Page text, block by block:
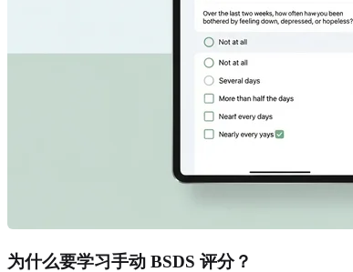
为什么要学习手动 BSDS 评分？